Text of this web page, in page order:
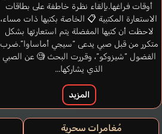
أوقات فراغها.بإلقاء نظرة خاطفة على بطاقات
الاستعارة المكتبية 📋 الخاصة بكتبها ذات مساء،
لاحظت أن كتبها المفضلة يتم استعارتها بشكل
متكرر من قبل صبي يدعى “سيجي أماساوا”.ضرب
الفضول “شيزوكو“، وقررت البحث 🧐 عن الصبي
الذي يشاركها...
المزيد
مُغامرات سحرية